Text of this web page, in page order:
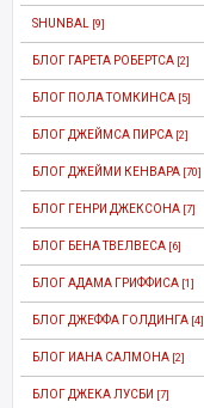
SHUNBAL [9]
БЛОГ ГАРЕТА РОБЕРТСА [2]
БЛОГ ПОЛА ТОМКИНСА [5]
БЛОГ ДЖЕЙМСА ПИРСА [2]
БЛОГ ДЖЕЙМИ КЕНВАРА [70]
БЛОГ ГЕНРИ ДЖЕКСОНА [7]
БЛОГ БЕНА ТВЕЛВЕСА [6]
БЛОГ АДАМА ГРИФФИСА [1]
БЛОГ ДЖЕФФА ГОЛДИНГА [4]
БЛОГ ИАНА САЛМОНА [2]
БЛОГ ДЖЕКА ЛУСБИ [7]